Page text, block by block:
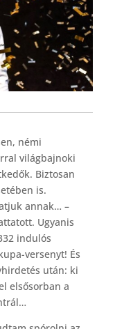
némi
világbajnoki
Biztosan
is.
annak… –
Ugyanis
indulós
versenyt! És
után: ki
elsősorban a